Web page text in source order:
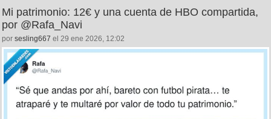
Mi patrimonio: 12€ y una cuenta de HBO compartida,
por @Rafa_Navi
por sesling667 el 29 ene 2026, 12:02